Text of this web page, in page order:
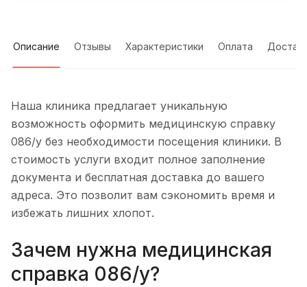
Описание Отзывы Характеристики Оплата
Наша клиника предлагает уникальную
возможность оформить медицинскую справку
086/у без необходимости посещения клиники. В
стоимость услуги входит полное заполнение
документа и бесплатная доставка до вашего
адреса. Это позволит вам сэкономить время и
избежать лишних хлопот.
Зачем нужна медицинская
справка 086/у?